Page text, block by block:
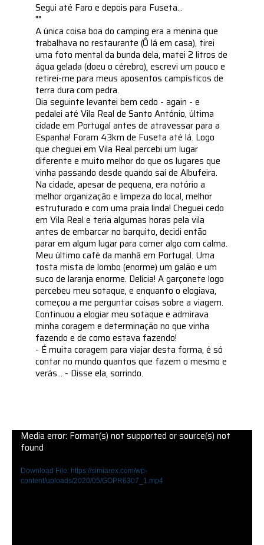
Segui até Faro e depois para Fuseta...
""
A única coisa boa do camping era a menina que
trabalhava no restaurante (Ô lá em casa), tirei
uma foto mental da bunda dela, matei 2 litros de
água gelada (doeu o cérebro), escrevi um pouco e
retirei-me para meus aposentos campísticos de
terra dura com pedra.
Dia seguinte levantei bem cedo - again - e
pedalei até Vila Real de Santo António, última
cidade em Portugal antes de atravessar para a
Espanha! Foram 43km de Fuseta até lá. Logo
que cheguei em Vila Real percebi um lugar
diferente e muito melhor do que os lugares que
vinha passando desde quando saí de Albufeira.
Na cidade, apesar de pequena, era notório a
melhor organização e limpeza do local, melhor
estruturado e com uma praia linda! Cheguei cedo
em Vila Real e teria algumas horas pela vila
antes de embarcar no barquito, decidi então
parar em algum lugar para comer algo com calma.
Meu último café da manhã em Portugal. Uma
tosta mista de lombo (enorme) um galão e um
suco de laranja enorme. Delícia! A garçonete logo
percebeu meu sotaque, e enquanto o elogiava,
começou a me perguntar coisas sobre a viagem.
Continuou a elogiar meu sotaque e admirava
minha coragem e determinação no que vinha
fazendo e de como estava fazendo!
- É muita coragem para viajar desta forma, é só
contar no mundo quantos que fazem o mesmo e
verás... - Disse ela, sorrindo.
Media error: Format(s) not supported or source(s) not
found
Download File: https://simiarex.com/wp-
content/uploads/2020/05/GOPR6307_1.mp4